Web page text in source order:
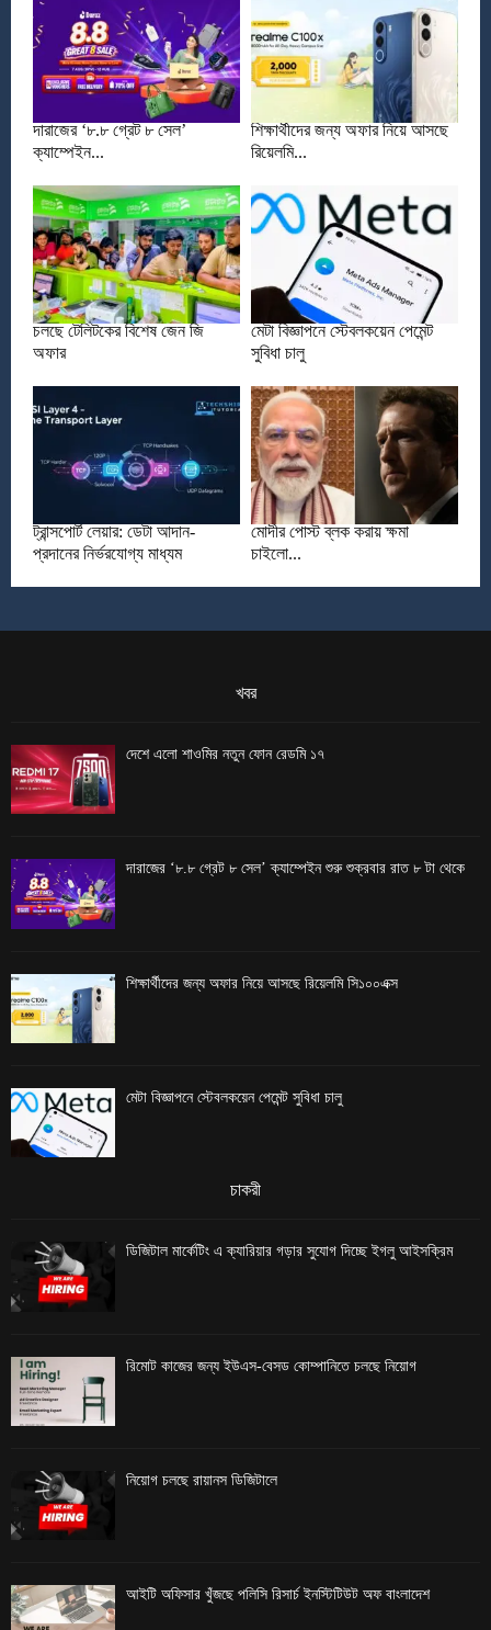
দারাজের ‘৮.৮ গ্রেট ৮ সেল’
ক্যাম্পেইন...
শিক্ষার্থীদের জন্য অফার নিয়ে আসছে
রিয়েলমি...
চলছে টেলিটকের বিশেষ জেন জি
অফার
মেটা বিজ্ঞাপনে স্টেবলকয়েন পেমেন্ট
সুবিধা চালু
ট্রান্সপোর্ট লেয়ার: ডেটা আদান-
প্রদানের নির্ভরযোগ্য মাধ্যম
মোদীর পোস্ট ব্লক করায় ক্ষমা
চাইলো...
খবর
দেশে এলো শাওমির নতুন ফোন রেডমি ১৭
দারাজের ‘৮.৮ গ্রেট ৮ সেল’ ক্যাম্পেইন শুরু শুক্রবার রাত ৮ টা থেকে
শিক্ষার্থীদের জন্য অফার নিয়ে আসছে রিয়েলমি সি১০০এক্স
মেটা বিজ্ঞাপনে স্টেবলকয়েন পেমেন্ট সুবিধা চালু
চাকরী
ডিজিটাল মার্কেটিং এ ক্যারিয়ার গড়ার সুযোগ দিচ্ছে ইগলু আইসক্রিম
রিমোট কাজের জন্য ইউএস-বেসড কোম্পানিতে চলছে নিয়োগ
নিয়োগ চলছে রায়ানস ডিজিটালে
আইটি অফিসার খুঁজছে পলিসি রিসার্চ ইনস্টিটিউট অফ বাংলাদেশ